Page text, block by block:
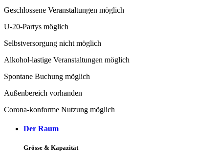
Geschlossene Veranstaltungen möglich
U-20-Partys möglich
Selbstversorgung nicht möglich
Alkohol-lastige Veranstaltungen möglich
Spontane Buchung möglich
Außenbereich vorhanden
Corona-konforme Nutzung möglich
Der Raum
Grösse & Kapazität